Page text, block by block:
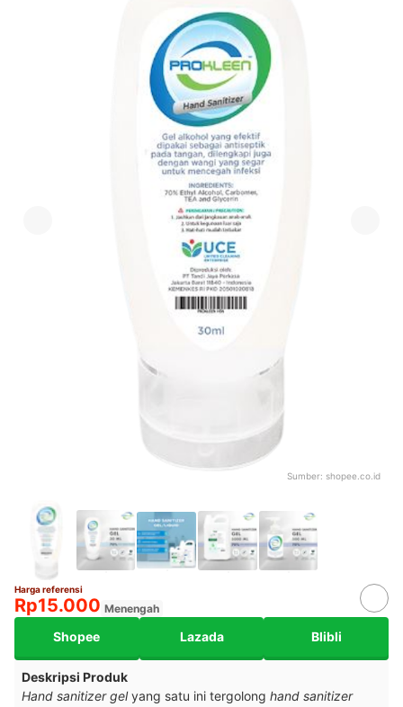
Sumber: shopee.co.id
Harga referensi
Rp15.000 Menengah
Shopee Lazada Blibli
Deskripsi Produk
Hand sanitizer gelyang satu ini tergolong hand sanitizer